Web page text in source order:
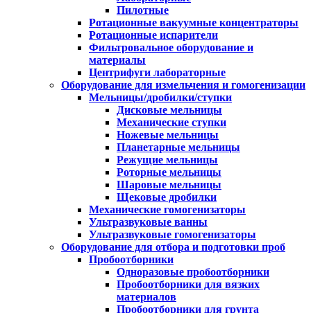
Пилотные
Ротационные вакуумные концентраторы
Ротационные испарители
Фильтровальное оборудование и
материалы
Центрифуги лабораторные
Оборудование для измельчения и гомогенизации
Мельницы/дробилки/ступки
Дисковые мельницы
Механические ступки
Ножевые мельницы
Планетарные мельницы
Режущие мельницы
Роторные мельницы
Шаровые мельницы
Щековые дробилки
Механические гомогенизаторы
Ультразвуковые ванны
Ультразвуковые гомогенизаторы
Оборудование для отбора и подготовки проб
Пробоотборники
Одноразовые пробоотборники
Пробоотборники для вязких
материалов
Пробоотборники для грунта